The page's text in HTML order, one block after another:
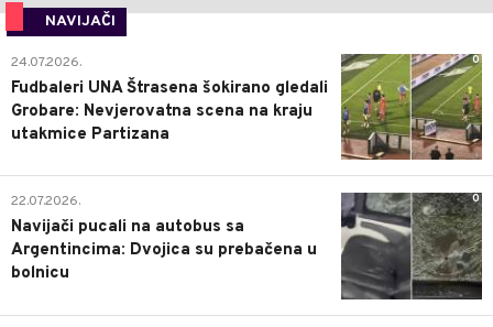
NAVIJAČI
0
24.07.2026.
Fudbaleri UNA Štrasena šokirano gledali
Grobare: Nevjerovatna scena na kraju
utakmice Partizana
0
22.07.2026.
Navijači pucali na autobus sa
Argentincima: Dvojica su prebačena u
bolnicu